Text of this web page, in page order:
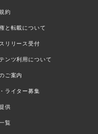
約
と転載について
リリース受付
ンツ利用について
ご案内
ライター募集
供
覧